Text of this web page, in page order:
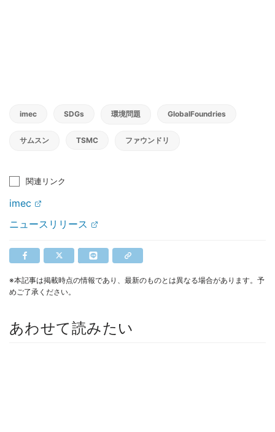
imec SDGs 環境問題 GlobalFoundries
サムスン TSMC ファウンドリ
関連リンク
imec
ニュースリリース
※本記事は掲載時点の情報であり、最新のものとは異なる場合があります。予
めご了承ください。
あわせて読みたい